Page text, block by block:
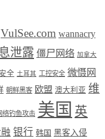
VulSee.com wannacry
泄露 僵尸网络 加拿大
全 土耳其 工控安全 微慑网
朝鲜黑客 欧盟 澳大利亚 维
络钓鱼攻击 美国 英
银行 韩国 黑客入侵